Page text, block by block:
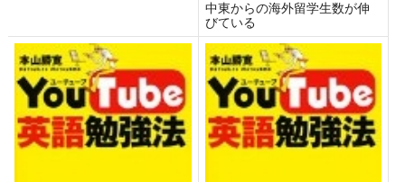
中東からの海外留学生数が伸
びている